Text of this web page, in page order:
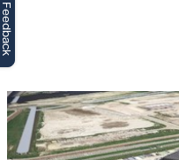
Feedback